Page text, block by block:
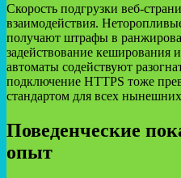
Скорость подгрузки веб-
взаимодействия.
получают штрафы в
задействование кеширования
автоматы содействуют
подключение HTTPS тоже
стандартом для всех
Поведенческие
опыт